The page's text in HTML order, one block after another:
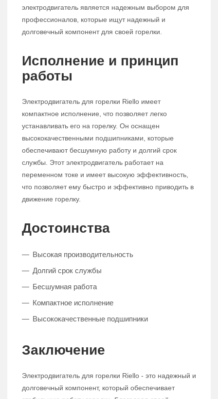
электродвигатель является надежным выбором для
профессионалов, которые ищут надежный и
долговечный компонент для своей горелки.
Исполнение и принцип
работы
Электродвигатель для горелки Riello имеет
компактное исполнение, что позволяет легко
устанавливать его на горелку. Он оснащен
высококачественными подшипниками, которые
обеспечивают бесшумную работу и долгий срок
службы. Этот электродвигатель работает на
переменном токе и имеет высокую эффективность,
что позволяет ему быстро и эффективно приводить в
движение горелку.
Достоинства
Высокая производительность
Долгий срок службы
Бесшумная работа
Компактное исполнение
Высококачественные подшипники
Заключение
Электродвигатель для горелки Riello - это надежный и
долговечный компонент, который обеспечивает